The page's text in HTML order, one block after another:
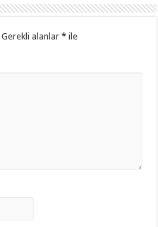
Gerekli alanlar* ile